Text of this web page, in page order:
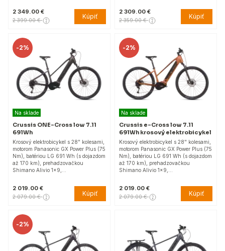
2 349.00 €
2 399.00 € Kúpiť
2 309.00 €
2 359.00 € Kúpiť
-2%
Na sklade
Crussis ONE-Cross low 7.11
691Wh
Krosový elektrobicykel s 28" kolesami,
motorom Panasonic GX Power Plus (75
Nm), batériou LG 691 Wh (s dojazdom
až 170 km), prehadzovačkou
Shimano Alivio 1x9,…
2 019.00 €
2 079.00 € Kúpiť
-2%
Na sklade
Crussis e-Cross low 7.11
691Wh krosový elektrobicykel
Krosový elektrobicykel s 28" kolesami,
motorom Panasonic GX Power Plus (75
Nm), batériou LG 691 Wh (s dojazdom
až 170 km), prehadzovačkou
Shimano Alivio 1x9,…
2 019.00 €
2 079.00 € Kúpiť
-2%